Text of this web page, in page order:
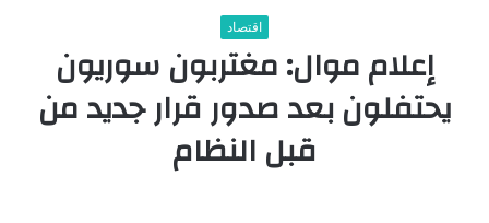
اقتصاد
إعلام موال: مغتربون سوريون
يحتفلون بعد صدور قرار جديد من
قبل النظام